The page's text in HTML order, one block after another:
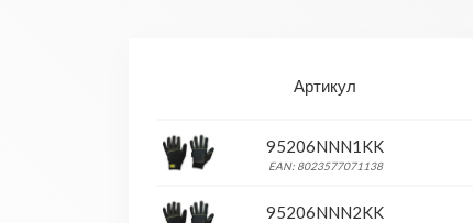
Артикул
95206NNN1KK
EAN: 8023577071138
95206NNN2KK